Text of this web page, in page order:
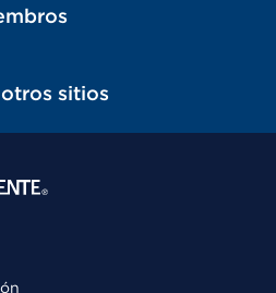
sitios